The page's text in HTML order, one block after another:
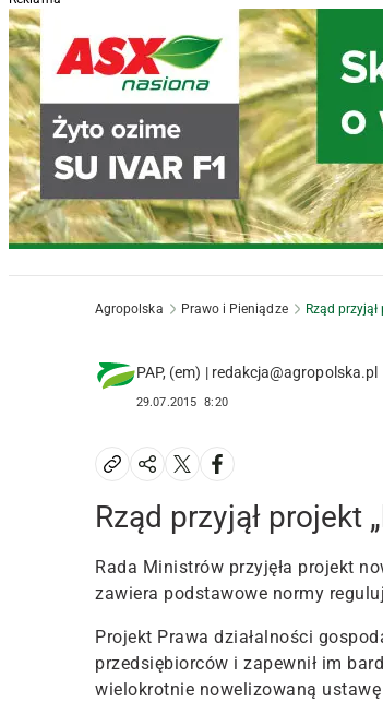
Agropolska Prawo i Pieniądze Rząd
PAP, (em) | redakcja@agropolska.pl
29.07.2015 8:20
Rząd przyjął projekt
Rada Ministrów przyjęła projekt
zawiera podstawowe normy
Projekt Prawa działalności
przedsiębiorców i zapewnił im
wielokrotnie nowelizowaną